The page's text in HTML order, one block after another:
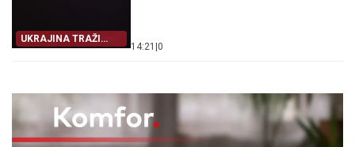
UKRAJINA TRAŽI
IZLAZ
14:21 0